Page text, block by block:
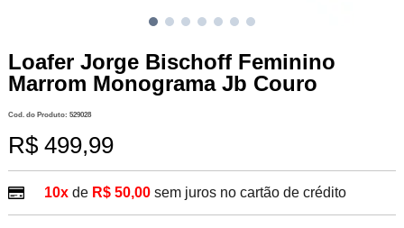
Loafer Jorge Bischoff Feminino
Marrom Monograma Jb Couro
Cod. do Produto: 529028
R$ 499,99
10xde R$ 50,00 sem juros no cartão de crédito